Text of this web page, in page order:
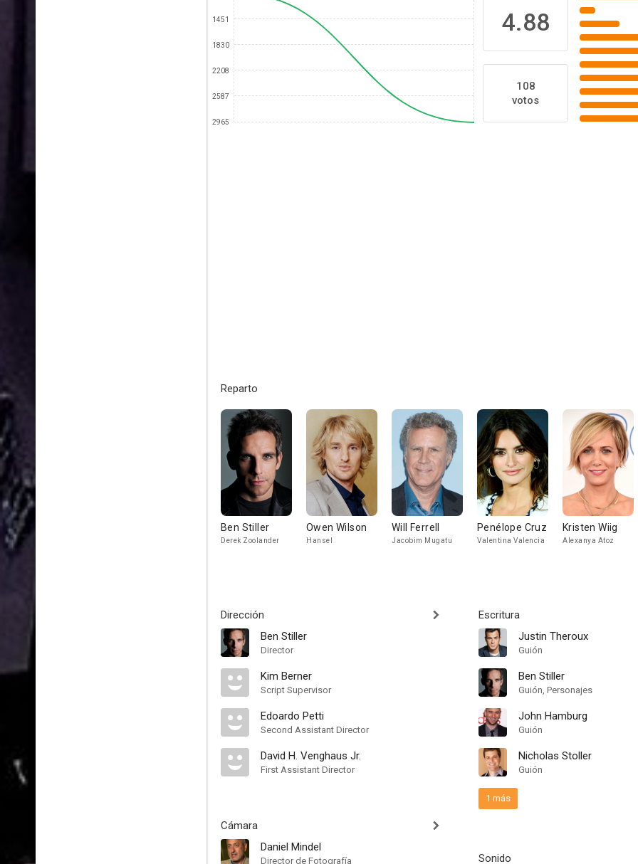
1451
1830
2208
2587
2965
4.88
108
votos
Reparto
Ben Stiller
Derek Zoolander
Owen Wilson
Hansel
Will Ferrell
Jacobim Mugatu
Penélope Cruz
Valentina Valencia
Kristen Wiig
Alexanya Atoz
Dirección
Ben Stiller
Director
Kim Berner
Script Supervisor
Edoardo Petti
Second Assistant Director
David H. Venghaus Jr.
First Assistant Director
Cámara
Daniel Mindel
Director de Fotografía
Escritura
Justin Theroux
Guión
Ben Stiller
Guión, Personajes
John Hamburg
Guión
Nicholas Stoller
Guión
1 más
Sonido